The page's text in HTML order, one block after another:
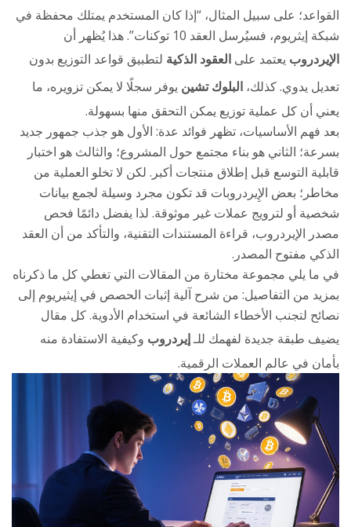
القواعد؛ على سبيل المثال، “إذا كان المستخدم يمتلك محفظة في
شبكة إيثريوم، فسيُرسل العقد 10 توكنات”. هذا يُظهر أن
الإيردروب يعتمد على العقود الذكية لتطبيق قواعد التوزيع بدون
تعديل يدوي. كذلك، البلوك تشين يوفر سجلًا لا يمكن تزويره، ما
يعني أن كل عملية توزيع يمكن التحقق منها بسهولة.
بعد فهم الأساسيات، تظهر فوائد عدة: الأول هو جذب جمهور جديد
بسرعة؛ الثاني هو بناء مجتمع حول المشروع؛ والثالث هو اختبار
قابلية التوسع قبل إطلاق منتجات أكبر. لكن لا تخلو العملية من
مخاطر؛ بعض الإِيردروبات قد تكون مجرد وسيلة لجمع بيانات
شخصية أو لترويج عملات غير موثوقة. لذا يفضل دائمًا فحص
مصدر الإيردروب، قراءة المستندات التقنية، والتأكد من أن العقد
الذكي مفتوح المصدر.
في ما يلي مجموعة مختارة من المقالات التي تغطي كل ما ذكرناه
بمزيد من التفاصيل: من شرح آلية إثبات الحصص في إيثيريوم إلى
نصائح لتجنب الأخطاء الشائعة في استخدام الأدوية. كل مقال
يضيف طبقة جديدة لفهمك للـإيردروب وكيفية الاستفادة منه
بأمان في عالم العملات الرقمية.